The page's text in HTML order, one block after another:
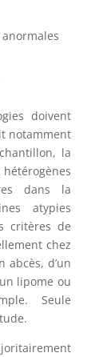
doivent
notamment
la
dans la
atypies
critères de
chez
abcès, d’un
lipome ou
Seule